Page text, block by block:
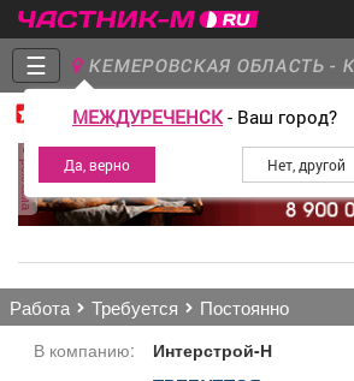
☰ КЕМЕРОВСКАЯ ОБЛАСТЬ -
МЕЖДУРЕЧЕНСК- Ваш город?
ГЛАВНАЯ ГРУППЫ НОВОСТИ
Главная
Группы
реклама
работа требуется постоянно
В компанию: Интерстрой-Н